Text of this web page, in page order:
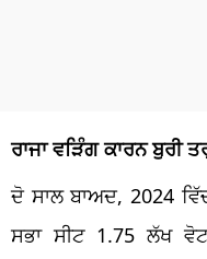
ਰਾਜਾ ਵੜਿੰਗ ਕਾਰਨ ਬੁਰੀ
ਦੋ ਸਾਲ ਬਾਅਦ, 2024
ਸਭਾ ਸੀਟ 1.75 ਲੱਖ